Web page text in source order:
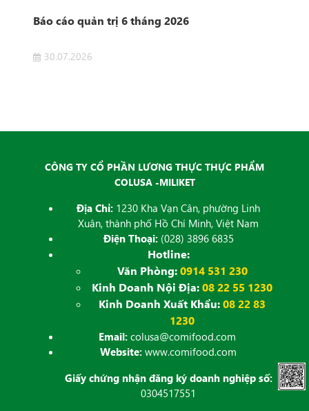
Báo cáo quản trị 6 tháng 2026
30.07.2026
CÔNG TY CỔ PHẦN LƯƠNG THỰC THỰC PHẨM
COLUSA -MILIKET
Địa Chỉ: 1230 Kha Vạn Cân, phường Linh
Xuân, thành phố Hồ Chí Minh, Việt Nam
Điện Thoại:(028) 3896 6835
Hotline:
Văn Phòng: 0914 531 230
Kinh Doanh Nội Địa:08 22 55 1230
Kinh Doanh Xuất Khẩu:08 22 83
1230
Email:colusa@comifood.com
Website: www.comifood.com
Giấy chứng nhận đăng ký doanh nghiệp số:
0304517551